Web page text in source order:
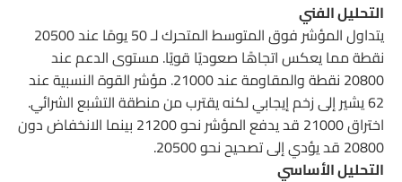
التحليل الفني
يتداول المؤشر فوق المتوسط المتحرك لـ 50 يومًا عند 20500
نقطة مما يعكس اتجاهًا صعوديًا قويًا. مستوى الدعم عند
20800 نقطة والمقاومة عند 21000. مؤشر القوة النسبية عند
62 يشير إلى زخم إيجابي لكنه يقترب من منطقة التشبع الشرائي.
اختراق 21000 قد يدفع المؤشر نحو 21200 بينما الانخفاض دون
20800 قد يؤدي إلى تصحيح نحو 20500.
التحليل الأساسي